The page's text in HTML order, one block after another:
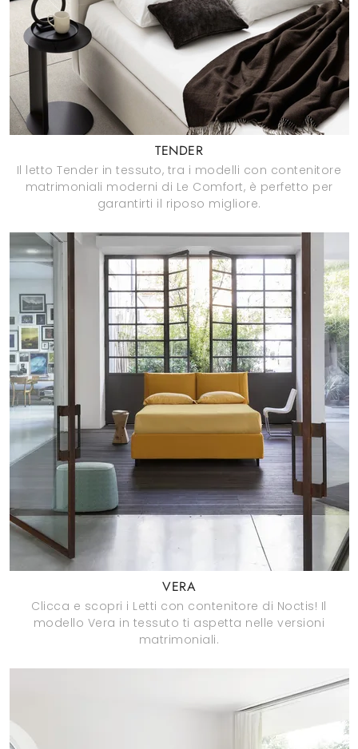
TENDER
Il letto Tender in tessuto, tra i modelli con contenitore
matrimoniali moderni di Le Comfort, è perfetto per
garantirti il riposo migliore.
VERA
Clicca e scopri i Letti con contenitore di Noctis! Il
modello Vera in tessuto ti aspetta nelle versioni
matrimoniali.